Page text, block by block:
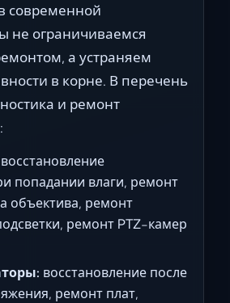
современной
не ограничиваемся
а устраняем
в корне. В перечень
и ремонт
восстановление
попадании влаги, ремонт
объектива, ремонт
ремонт PTZ-камер
восстановление после
ремонт плат,